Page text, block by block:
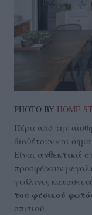
PHOTO BY HOME
Πέρα από την
διαθέτουν και
Είναι ανθεκτικά
προσφέρουν
γυάλινες
του φυσικού
σπιτιού.